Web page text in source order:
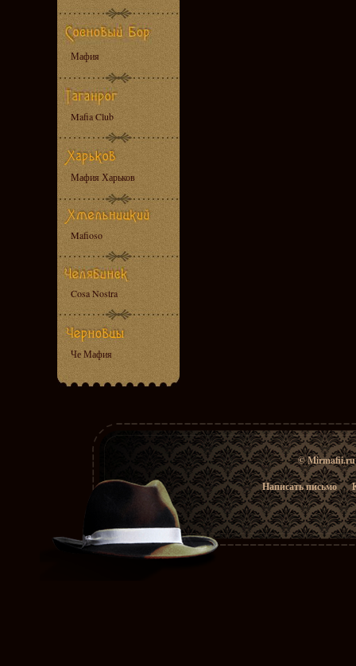
Мафия
Mafia Club
Мафия Харьков
Mafioso
Cosa Nostra
Че Мафия
© Mirmafii.ru
Написать письмо